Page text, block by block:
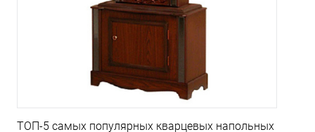
ТОП-5 самых популярных кварцевых напольных